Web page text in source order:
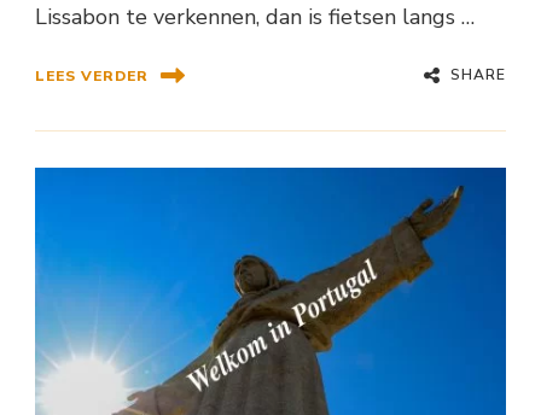
Lissabon te verkennen, dan is fietsen langs …
LEES VERDER SHARE